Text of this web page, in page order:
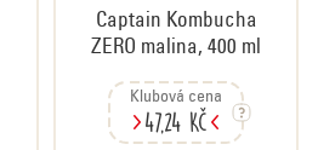
Captain Kombucha
ZERO malina, 400 ml
Klubová cena
47,24 Kč